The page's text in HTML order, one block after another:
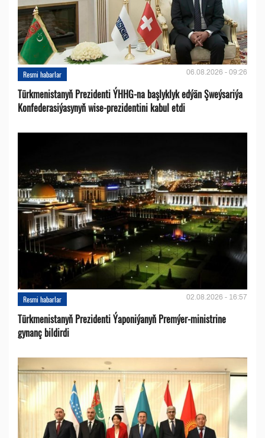
Resmi habarlar 06.08.2026 - 09:26
Türkmenistanyň Prezidenti ÝHHG-na başlyklyk edýän Şweýsariýa
Konfederasiýasynyň wise-prezidentini kabul etdi
Resmi habarlar 02.08.2026 - 16:57
Türkmenistanyň Prezidenti Ýaponiýanyň Premýer-ministrine
gynanç bildirdi